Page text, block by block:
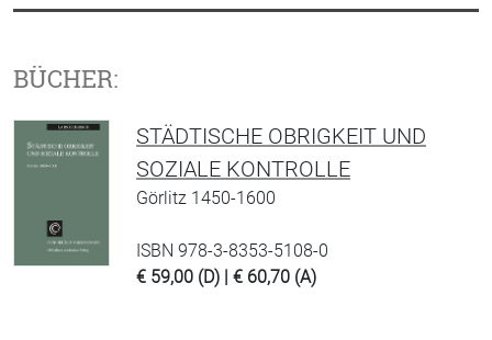
BÜCHER:
STÄDTISCHE OBRIGKEIT UND
SOZIALE KONTROLLE
Görlitz 1450-1600
ISBN 978-3-8353-5108-0
€ 59,00 (D) | € 60,70 (A)